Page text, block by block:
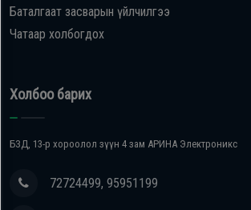
Баталгаат засварын үйлчилгээ
Чатаар холбогдох
Холбоо барих
БЗД, 13-р хороолол зүүн 4 зам АРИНА Электроникс
72724499, 95951199